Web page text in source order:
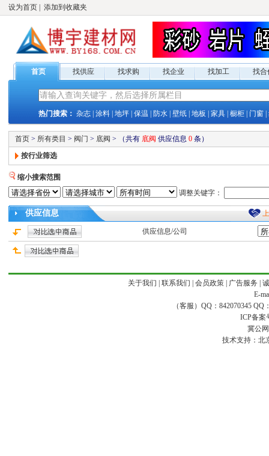
设为首页 添加到收藏夹
首页 找供应 找求购 找企业 找加工 找合
热门搜索： 杂志 涂料 地坪 保温 防水 壁纸 地板 家具 橱柜 门窗
首页 > 所有类目 > 阀门 > 底阀 > （共有 底阀 供应信息 0 条）
按行业筛选
缩小搜索范围
调整关键字：
供应信息
供应信息/公司
关于我们 联系我们 会员政策| 广告服务
E-
（客服）QQ：842070345 QQ
ICP备案
冀公
技术支持： 北